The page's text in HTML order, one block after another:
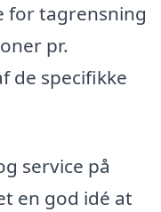
for tagrensning
pr.
de specifikke
service på
en god idé at